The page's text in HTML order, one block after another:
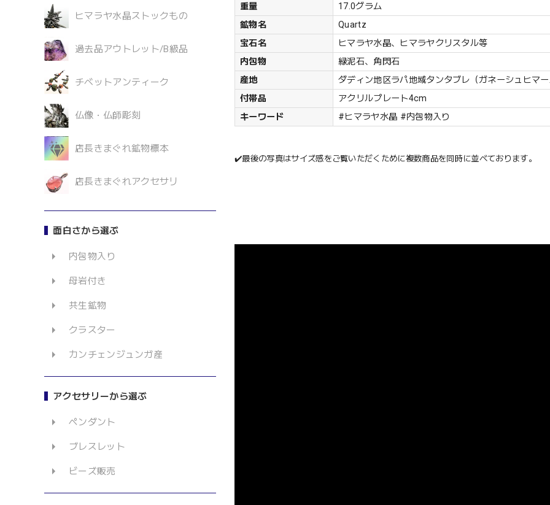
ヒマラヤ水晶ストックもの
過去品アウトレット/B級品
チベットアンティーク
仏像・仏師彫刻
店長きまぐれ鉱物標本
店長きまぐれアクセサリ
面白さから選ぶ
内包物入り
母岩付き
共生鉱物
クラスター
カンチェンジュンガ産
アクセサリーから選ぶ
ペンダント
ブレスレット
ビーズ販売
重量
17.0グラム
鉱物名
Quartz
宝石名
ヒマラヤ水晶、ヒマラヤクリスタル等
内包物
緑泥石、角閃石
産地
ダディン地区ラパ地域タンタブレ（ガネーシュヒマ
付帯品
アクリルプレート4cm
キーワード
#ヒマラヤ水晶 #内包物入り
✔️最後の写真はサイズ感をご覧いただくために複数商品を同時に並べております。